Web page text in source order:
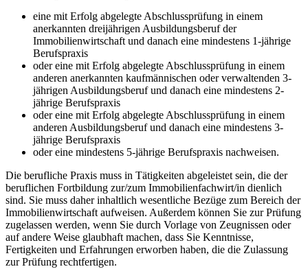
eine mit Erfolg abgelegte Abschlussprüfung in einem
anerkannten dreijährigen Ausbildungsberuf der
Immobilienwirtschaft und danach eine mindestens 1-jährige
Berufspraxis
oder eine mit Erfolg abgelegte Abschlussprüfung in einem
anderen anerkannten kaufmännischen oder verwaltenden 3-
jährigen Ausbildungsberuf und danach eine mindestens 2-
jährige Berufspraxis
oder eine mit Erfolg abgelegte Abschlussprüfung in einem
anderen Ausbildungsberuf und danach eine mindestens 3-
jährige Berufspraxis
oder eine mindestens 5-jährige Berufspraxis nachweisen.
Die berufliche Praxis muss in Tätigkeiten abgeleistet sein, die der
beruflichen Fortbildung zur/zum Immobilienfachwirt/in dienlich
sind. Sie muss daher inhaltlich wesentliche Bezüge zum Bereich der
Immobilienwirtschaft aufweisen. Außerdem können Sie zur Prüfung
zugelassen werden, wenn Sie durch Vorlage von Zeugnissen oder
auf andere Weise glaubhaft machen, dass Sie Kenntnisse,
Fertigkeiten und Erfahrungen erworben haben, die die Zulassung
zur Prüfung rechtfertigen.